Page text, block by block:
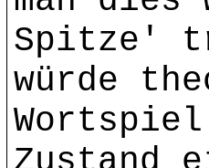
Spitze'
würde